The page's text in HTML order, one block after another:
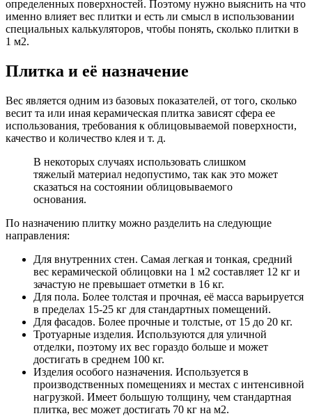
определенных поверхностей. Поэтому нужно выяснить на что
именно влияет вес плитки и есть ли смысл в использовании
специальных калькуляторов, чтобы понять, сколько плитки в
1 м2.
Плитка и её назначение
Вес является одним из базовых показателей, от того, сколько
весит та или иная керамическая плитка зависят сфера ее
использования, требования к облицовываемой поверхности,
качество и количество клея и т. д.
В некоторых случаях использовать слишком
тяжелый материал недопустимо, так как это может
сказаться на состоянии облицовываемого
основания.
По назначению плитку можно разделить на следующие
направления:
Для внутренних стен. Самая легкая и тонкая, средний
вес керамической облицовки на 1 м2 составляет 12 кг и
зачастую не превышает отметки в 16 кг.
Для пола. Более толстая и прочная, её масса варьируется
в пределах 15-25 кг для стандартных помещений.
Для фасадов. Более прочные и толстые, от 15 до 20 кг.
Тротуарные изделия. Используются для уличной
отделки, поэтому их вес гораздо больше и может
достигать в среднем 100 кг.
Изделия особого назначения. Используется в
производственных помещениях и местах с интенсивной
нагрузкой. Имеет большую толщину, чем стандартная
плитка, вес может достигать 70 кг на м2.